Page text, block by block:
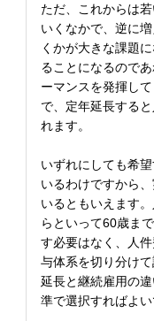
ただ、これからは
いくなかで、逆に
くかが大きな課題
ることになるので
ーマンスを発揮し
で、定年延長する
れます。
いずれにしても希
いるわけですから
いるともいえます
らといって60歳ま
す必要はなく、人
与体系を切り分け
延長と継続雇用の
準で選択すればよい